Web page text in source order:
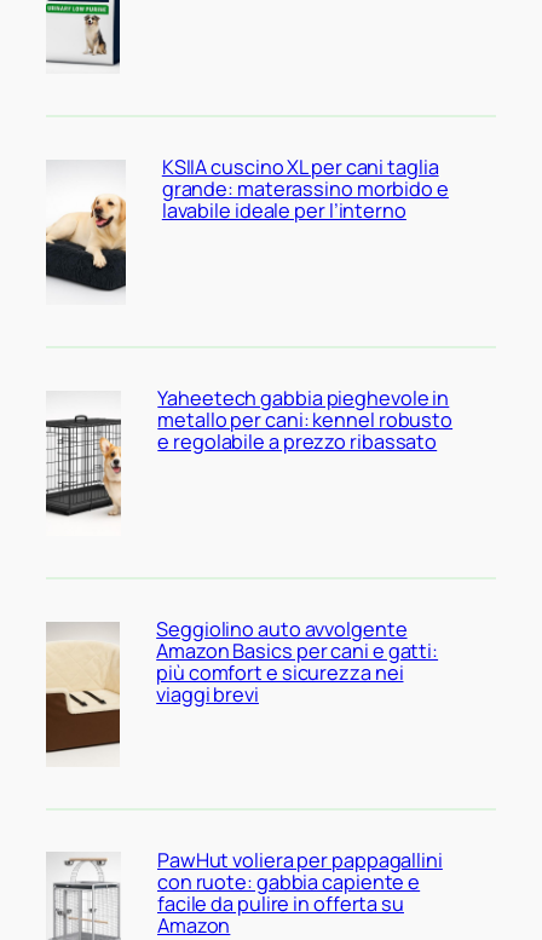
KSIIA cuscino XL per cani taglia
grande: materassino morbido e
lavabile ideale per l’interno
Yaheetech gabbia pieghevole in
metallo per cani: kennel robusto
e regolabile a prezzo ribassato
Seggiolino auto avvolgente
Amazon Basics per cani e gatti:
più comfort e sicurezza nei
viaggi brevi
PawHut voliera per pappagallini
con ruote: gabbia capiente e
facile da pulire in offerta su
Amazon